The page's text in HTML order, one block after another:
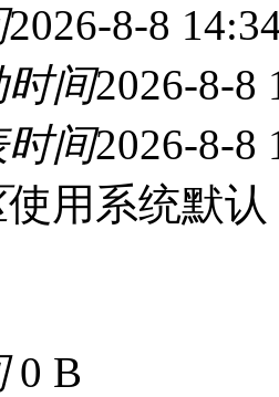
2026-8-8
时间2026-8-8
时间2026-8-8
使用系统默认
0 B